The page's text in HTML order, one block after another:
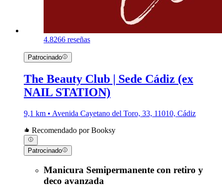
4.8266 reseñas
Patrocinado
The Beauty Club | Sede Cádiz (ex
NAIL STATION)
9,1 km • Avenida Cayetano del Toro, 33, 11010, Cádiz
Recomendado por Booksy
Patrocinado
Manicura Semipermanente con retiro y
deco avanzada